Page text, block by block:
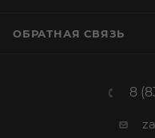
ОБРАТНАЯ СВЯЗЬ
8